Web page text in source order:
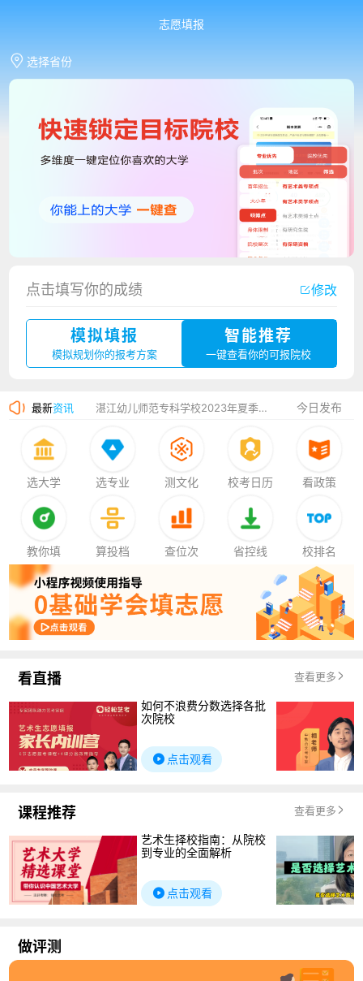
志愿填报
选择省份
点击填写你的成绩 修改
模拟填报
模拟规划你的报考方案
智能推荐
一键查看你的可报院校
最新资讯
厦门大学嘉庚学院2023年艺术类招生简章
广州华立科技职业学院2023年夏季高考招生简章
香港中文大学（深圳）2023年夏季高考招生简章
今日发布
选大学 选专业 测文化 校考日历 看政策
教你填 算投档 查位次 省控线 校排名
看直播 查看更多
如何不浪费分数选择各批
次院校
点击观看
课程推荐 查看更多
艺术生择校指南：从院校
到专业的全面解析
点击观看
做评测